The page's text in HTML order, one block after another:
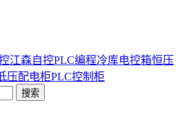
江森自控PLC编程冷库电控箱恒压
压配电柜PLC控制柜
搜索